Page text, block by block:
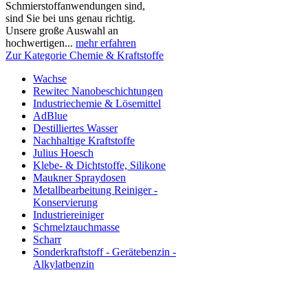
Schmierstoffanwendungen sind,
sind Sie bei uns genau richtig.
Unsere große Auswahl an
hochwertigen... mehr erfahren
Zur Kategorie Chemie & Kraftstoffe
Wachse
Rewitec Nanobeschichtungen
Industriechemie & Lösemittel
AdBlue
Destilliertes Wasser
Nachhaltige Kraftstoffe
Julius Hoesch
Klebe- & Dichtstoffe, Silikone
Maukner Spraydosen
Metallbearbeitung Reiniger -
Konservierung
Industriereiniger
Schmelztauchmasse
Scharr
Sonderkraftstoff - Gerätebenzin -
Alkylatbenzin